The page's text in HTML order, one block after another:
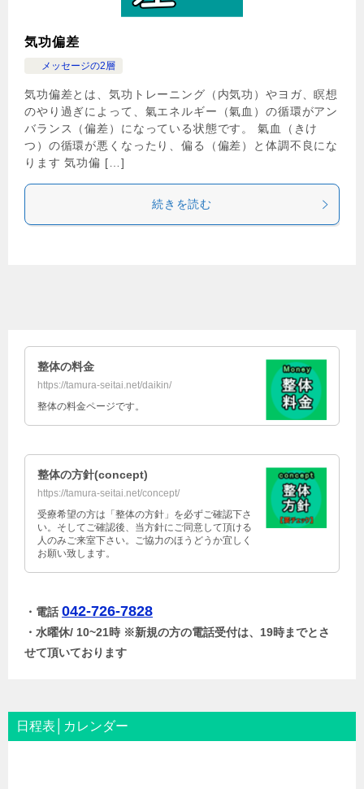
気功偏差
メッセージの2層
気功偏差とは、気功トレーニング（内気功）やヨガ、瞑想
のやり過ぎによって、氣エネルギー（氣血）の循環がアン
バランス（偏差）になっている状態です。 氣血（きけ
つ）の循環が悪くなったり、偏る（偏差）と体調不良にな
ります 気功偏 […]
続きを読む
整体の料金
https://tamura-seitai.net/daikin/
整体の料金ページです。
整体の方針(concept)
https://tamura-seitai.net/concept/
受療希望の方は「整体の方針」を必ずご確認下さ
い。そしてご確認後、当方針にご同意して頂ける
人のみご来室下さい。ご協力のほうどうか宜しく
お願い致します。
・電話 042-726-7828
・水曜休/ 10~21時 ※新規の方の電話受付は、19時までとさ
せて頂いております
日程表│カレンダー